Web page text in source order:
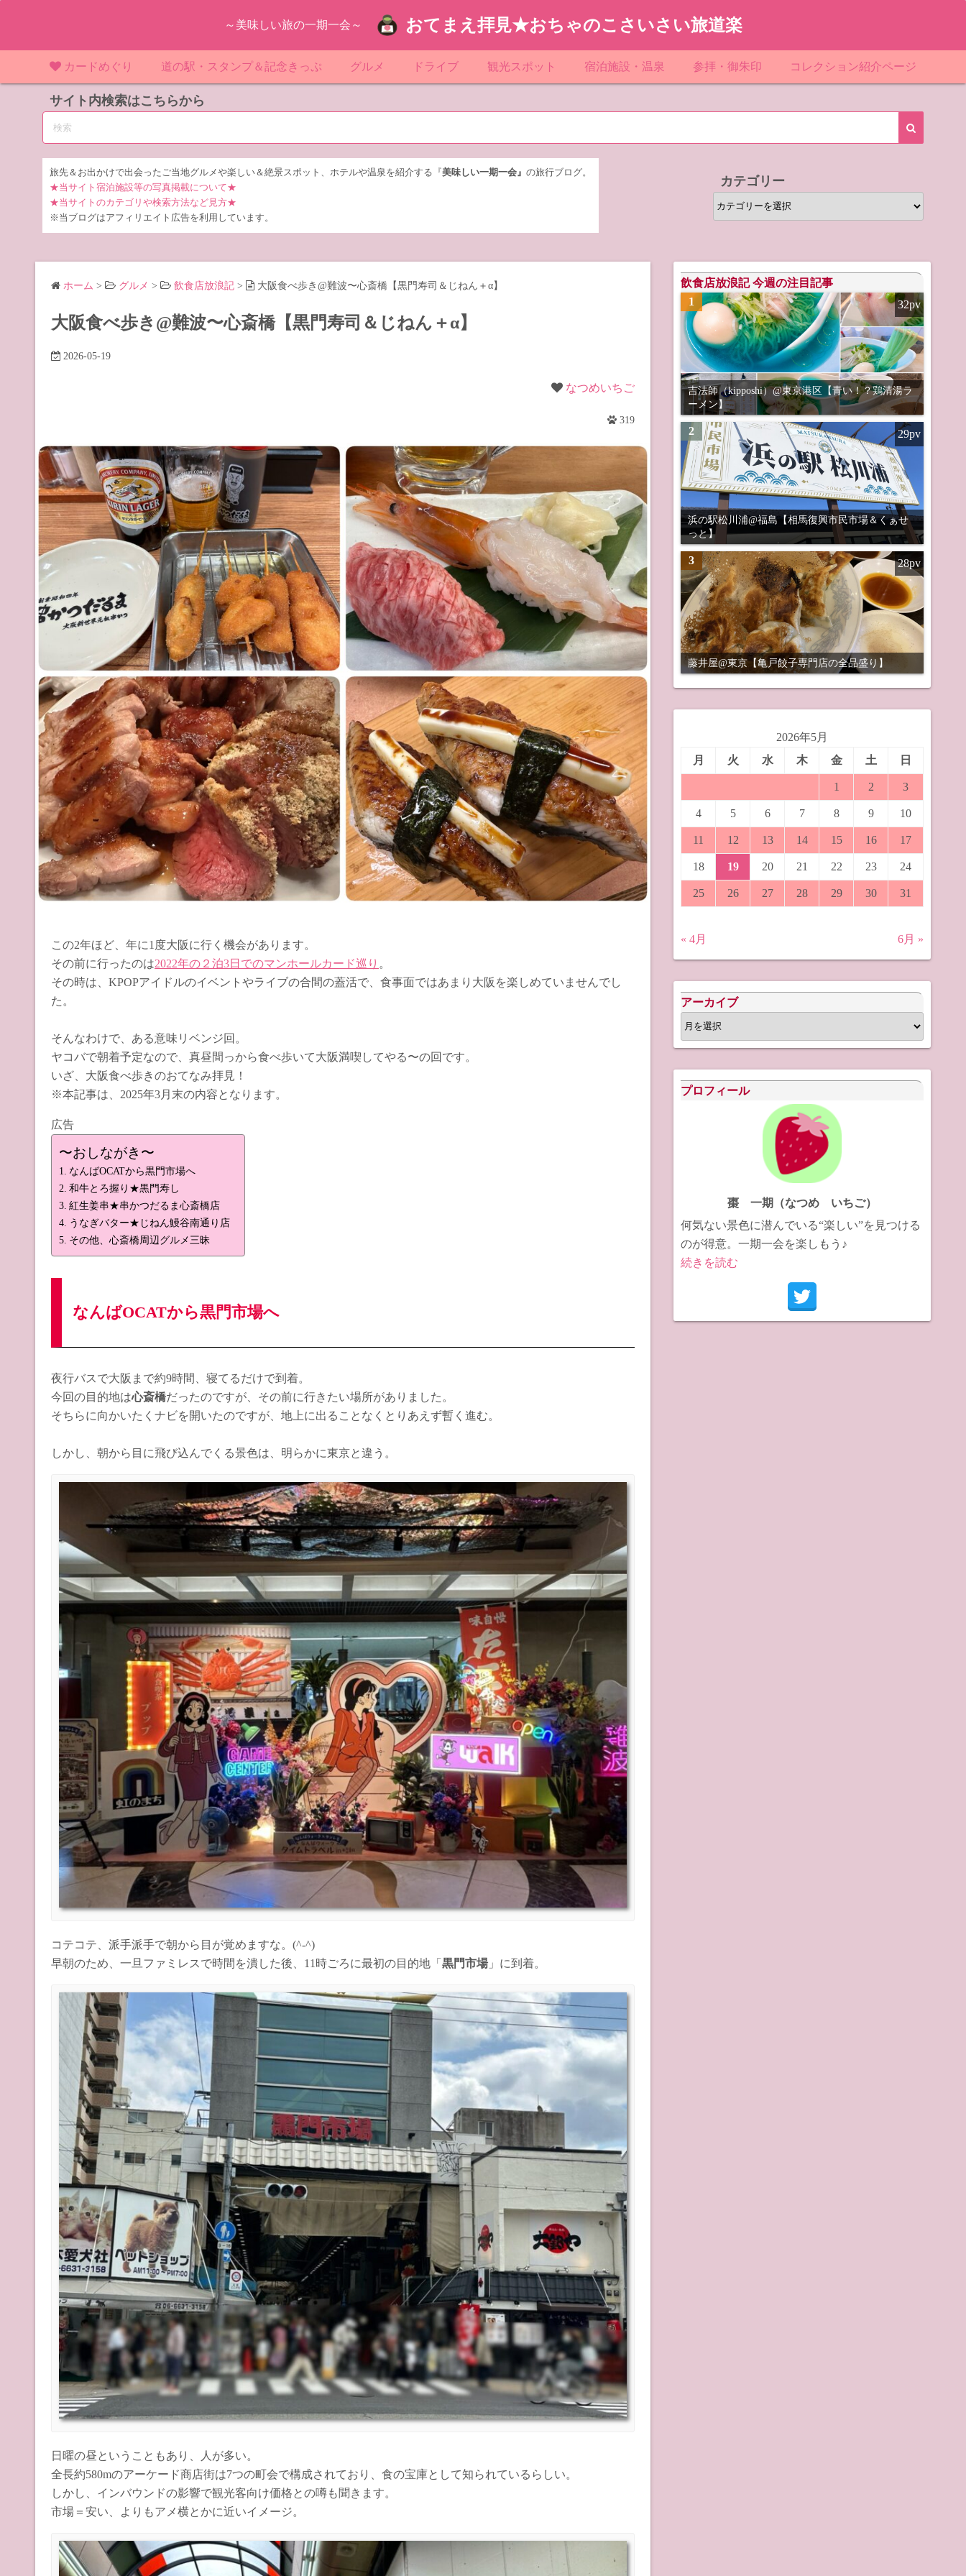
ツ
～美味しい旅の一期一会～ おてまえ拝見★おちゃのこさいさい旅道楽
カードめぐり
マンホールカード マンホールカード（関東）
埼玉県のマンホール
茨城県のマンホール
栃木県のマンホール
マンホールカード（東北） 宮城県のマンホール
マンホールカード（中部）
IKEカード
KAWAカード
橋カード
ダムカード
LOGetカード
道の駅・スタンプ＆記念きっぷ
道の駅（関東）
道の駅 埼玉
道の駅 茨城
道の駅 群馬
道の駅 山梨
道の駅 静岡
道の駅（東北） 道の駅 宮城
道の駅（北陸）
グルメ ドライブ 観光スポット
遊び・体験
宿泊施設・温泉
スーパーホテル
シティホテル・ビジネスホテル
参拝・御朱印 コレクション紹介ページ
「東北」道の駅スタンプ一覧
サイト内検索はこちらから
旅先＆お出かけで出会ったご当地グルメや楽しい＆絶景スポット、ホテルや温泉を紹介する『 美味しい一期一会』 の旅行ブログ。
★当サイト宿泊施設等の写真掲載について★
★当サイトのカテゴリや検索方法など見方★
※当ブログはアフィリエイト広告を利用しています。
カテゴリー
カ
テ
ー
ホーム > グルメ > 飲食店放浪記 > 大阪食べ歩き@難波〜心斎橋【黒門寿司＆じねん＋α】
大阪食べ歩き@難波〜心斎橋【黒門寿司＆じねん＋α】
2026-05-19
なつめいちご
319
この2年ほど、年に1度大阪に行く機会があります。
その前に行ったのは2022年の２泊3日でのマンホールカード巡り 。
その時は、KPOPアイドルのイベントやライブの合間の蓋活で、食事面ではあまり大阪を楽しめていませんでし
た。
そんなわけで、ある意味リベンジ回。
ヤコバで朝着予定なので、真昼間っから食べ歩いて大阪満喫してやる〜の回です。
いざ、大阪食べ歩きのおてなみ拝見！
※本記事は、2025年3月末の内容となります。
広告
〜おしながき〜
なんばOCATから黒門市場へ
和牛とろ握り★黒門寿し
紅生姜串★串かつだるま心斎橋店
うなぎバター★じねん鰻谷南通り店
その他、心斎橋周辺グルメ三昧
なんばOCATから黒門市場へ
夜行バスで大阪まで約9時間、寝てるだけで到着。
今回の目的地は心斎橋だったのですが、その前に行きたい場所がありました。
そちらに向かいたくナビを開いたのですが、地上に出ることなくとりあえず暫く進む。
しかし、朝から目に飛び込んでくる景色は、明らかに東京と違う。
コテコテ、派手派手で朝から目が覚めますな。(^-^)
早朝のため、一旦ファミレスで時間を潰した後、11時ごろに最初の目的地「 黒門市場」に到着。
日曜の昼ということもあり、人が多い。
全長約580mのアーケード商店街は7つの町会で構成されており、食の宝庫として知られているらしい。
しかし、インバウンドの影響で観光客向け価格との噂も聞きます。
市場＝安い、よりもアメ横とかに近いイメージ。
飲食店放浪記 今週の注目記事
1
吉法師（kipposhi）@東京港区【青い！？鶏清湯ラ
ーメン】
32pv
2
浜の駅松川浦@福島【相馬復興市民市場＆くぁせ
っと】
29pv
3
藤井屋@東京【亀戸餃子専門店の全品盛り】
28pv
2026年5月
月
火 水 木 金 土 日
1 2 3
4 5 6 7 8 9 10
11 12 13 14 15 16 17
18 19 20 21 22 23 24
25 26 27 28 29 30 31
« 4月 6月 »
アーカイブ
ア
ー
ブ
プロフィール
棗 一期（なつめ いちご）
何気ない景色に潜んでいる“楽しい”を見つける
のが得意。一期一会を楽しもう♪
続きを読む